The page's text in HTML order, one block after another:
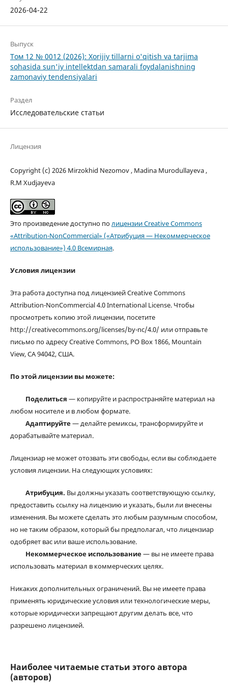
2026-04-22
Выпуск
Том 12 № 0012 (2026): Xorijiy tillarni o'qitish va tarjima
sohasida sun'iy intellektdan samarali foydalanishning
zamonaviy tendensiyalari
Раздел
Исследовательские статьи
Лицензия
Copyright (c) 2026 Mirzokhid Nezomov , Madina Murodullayeva ,
R.M Xudjayeva
Это произведение доступно полицензии Creative Commons
«Attribution-NonCommercial» («Атрибуция — Некоммерческое
использование») 4.0 Всемирная.
Условия лицензии
Эта работа доступна под лицензией Creative Commons
Attribution-NonCommercial 4.0 International License. Чтобы
просмотреть копию этой лицензии, посетите
http://creativecommons.org/licenses/by-nc/4.0/ или отправьте
письмо по адресу Creative Commons, PO Box 1866, Mountain
View, CA 94042, США.
По этой лицензии вы можете:
Поделиться — копируйте и распространяйте материал на
любом носителе и в любом формате.
Адаптируйте— делайте ремиксы, трансформируйте и
дорабатывайте материал.
Лицензиар не может отозвать эти свободы, если вы соблюдаете
условия лицензии. На следующих условиях:
Атрибуция. Вы должны указать соответствующую ссылку,
предоставить ссылку на лицензию и указать, были ли внесены
изменения. Вы можете сделать это любым разумным способом,
но не таким образом, который бы предполагал, что лицензиар
одобряет вас или ваше использование.
Некоммерческое использование— вы не имеете права
использовать материал в коммерческих целях.
Никаких дополнительных ограничений. Вы не имеете права
применять юридические условия или технологические меры,
которые юридически запрещают другим делать все, что
разрешено лицензией.
Наиболее читаемые статьи этого автора
(авторов)